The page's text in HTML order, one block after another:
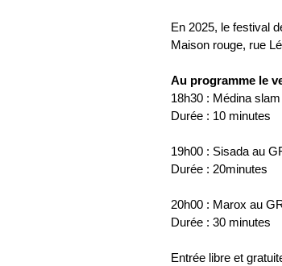
En 2025, le festival
Maison rouge, rue
Au programme le
18h30 : Médina
Durée : 10 minutes
19h00 : Sisada au
Durée : 20minutes
20h00 : Marox au
Durée : 30 minutes
Entrée libre et